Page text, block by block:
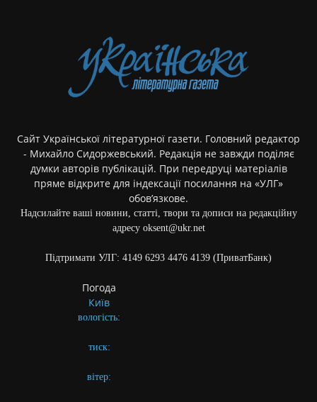
Сайт Української літературної газети. Головний редактор
- Михайло Сидоржевський. Редакція не завжди поділяє
думки авторів публікацій. При передруці матеріалів
пряме відкрите для індексації посилання на «УЛГ»
обов’язкове.
Надсилайте ваші новини, статті, твори та дописи на редакційну
адресу oksent@ukr.net
Підтримати УЛГ: 4149 6293 4476 4139 (ПриватБанк)
Погода
Київ
вологість:
тиск:
вітер: